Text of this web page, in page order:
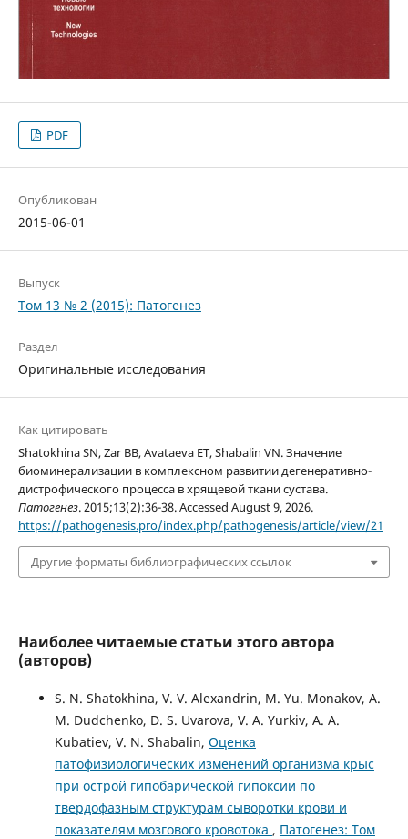
PDF
Опубликован
2015-06-01
Выпуск
Том 13 № 2 (2015): Патогенез
Раздел
Оригинальные исследования
Как цитировать
Shatokhina SN, Zar BB, Avataeva ET, Shabalin VN. Значение
биоминерализации в комплексном развитии дегенеративно-
дистрофического процесса в хрящевой ткани сустава.
Патогенез. 2015;13(2):36-38. Accessed August 9, 2026.
https://pathogenesis.pro/index.php/pathogenesis/article/view/21
Другие форматы библиографических ссылок
Наиболее читаемые статьи этого автора
(авторов)
S. N. Shatokhina, V. V. Alexandrin, M. Yu. Monakov, A.
M. Dudchenko, D. S. Uvarovа, V. A. Yurkiv, A. A.
Kubatiev, V. N. Shabalin, Оценка
патофизиологических изменений организма крыс
при острой гипобарической гипоксии по
твердофазным структурам сыворотки крови и
показателям мозгового кровотока , Патогенез: Том